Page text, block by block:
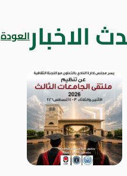
الاخبارالعودة